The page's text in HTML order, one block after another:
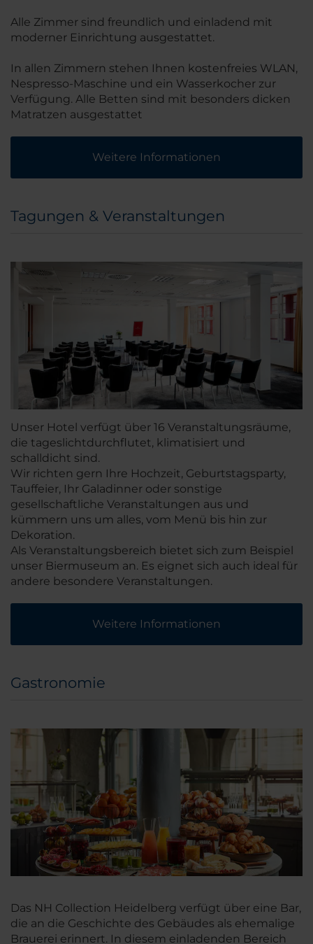
Alle Zimmer sind freundlich und einladend mit
moderner Einrichtung ausgestattet.
In allen Zimmern stehen Ihnen kostenfreies WLAN,
Nespresso-Maschine und ein Wasserkocher zur
Verfügung. Alle Betten sind mit besonders dicken
Matratzen ausgestattet
Weitere Informationen
Tagungen & Veranstaltungen
Unser Hotel verfügt über 16 Veranstaltungsräume,
die tageslichtdurchflutet, klimatisiert und
schalldicht sind.
Wir richten gern Ihre Hochzeit, Geburtstagsparty,
Tauffeier, Ihr Galadinner oder sonstige
gesellschaftliche Veranstaltungen aus und
kümmern uns um alles, vom Menü bis hin zur
Dekoration.
Als Veranstaltungsbereich bietet sich zum Beispiel
unser Biermuseum an. Es eignet sich auch ideal für
andere besondere Veranstaltungen.
Weitere Informationen
Gastronomie
Das NH Collection Heidelberg verfügt über eine Bar,
die an die Geschichte des Gebäudes als ehemalige
Brauerei erinnert. In diesem einladenden Bereich